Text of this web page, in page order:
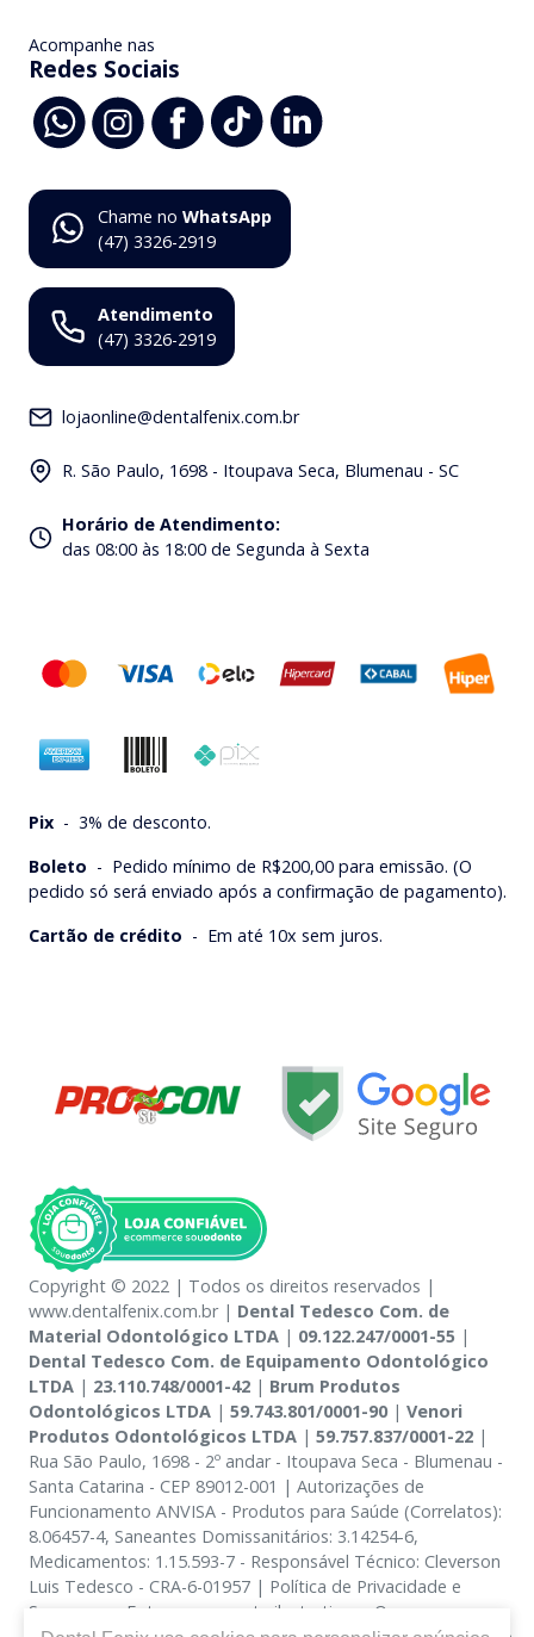
Acompanhe nas
Redes Sociais
Chame no WhatsApp
(47) 3326-2919
Atendimento
(47) 3326-2919
lojaonline@dentalfenix.com.br
R. São Paulo, 1698 - Itoupava Seca, Blumenau - SC
Horário de Atendimento:
das 08:00 às 18:00 de Segunda à Sexta
Pix - 3% de desconto.
Boleto - Pedido mínimo de R$200,00 para emissão. (O
pedido só será enviado após a confirmação de pagamento).
Cartão de crédito - Em até 10x sem juros.
Copyright © 2022 | Todos os direitos reservados |
www.dentalfenix.com.br | Dental Tedesco Com. de
Material Odontológico LTDA | 09.122.247/0001-55 |
Dental Tedesco Com. de Equipamento Odontológico
LTDA | 23.110.748/0001-42 | Brum Produtos
Odontológicos LTDA | 59.743.801/0001-90| Venori
Produtos Odontológicos LTDA | 59.757.837/0001-22 |
Rua São Paulo, 1698 - 2º andar - Itoupava Seca - Blumenau -
Santa Catarina - CEP 89012-001 | Autorizações de
Funcionamento ANVISA - Produtos para Saúde (Correlatos):
8.06457-4, Saneantes Domissanitários: 3.14254-6,
Medicamentos: 1.15.593-7 - Responsável Técnico: Cleverson
Luis Tedesco - CRA-6-01957 | Política de Privacidade e
Segurança - Fotos meramente ilustrativas - Os preços e